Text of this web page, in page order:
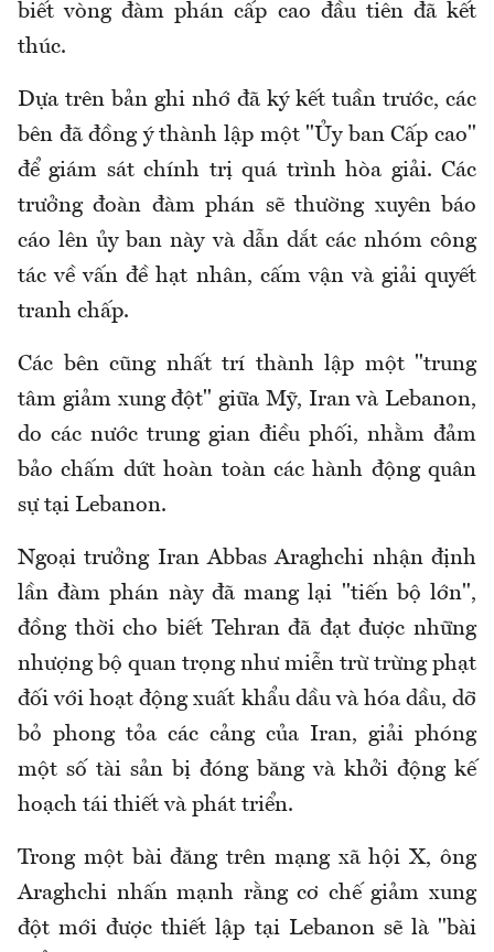
biết vòng đàm phán cấp cao đầu tiên đã kết
thúc.
Dựa trên bản ghi nhớ đã ký kết tuần trước, các
bên đã đồng ý thành lập một "Ủy ban Cấp cao"
để giám sát chính trị quá trình hòa giải. Các
trưởng đoàn đàm phán sẽ thường xuyên báo
cáo lên ủy ban này và dẫn dắt các nhóm công
tác về vấn đề hạt nhân, cấm vận và giải quyết
tranh chấp.
Các bên cũng nhất trí thành lập một "trung
tâm giảm xung đột" giữa Mỹ, Iran và Lebanon,
do các nước trung gian điều phối, nhằm đảm
bảo chấm dứt hoàn toàn các hành động quân
sự tại Lebanon.
Ngoại trưởng Iran Abbas Araghchi nhận định
lần đàm phán này đã mang lại "tiến bộ lớn",
đồng thời cho biết Tehran đã đạt được những
nhượng bộ quan trọng như miễn trừ trừng phạt
đối với hoạt động xuất khẩu dầu và hóa dầu, dỡ
bỏ phong tỏa các cảng của Iran, giải phóng
một số tài sản bị đóng băng và khởi động kế
hoạch tái thiết và phát triển.
Trong một bài đăng trên mạng xã hội X, ông
Araghchi nhấn mạnh rằng cơ chế giảm xung
đột mới được thiết lập tại Lebanon sẽ là "bài